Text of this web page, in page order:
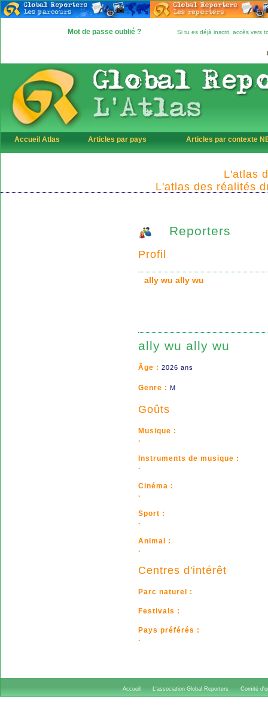
Mot de passe oublié ? Si tu es déjà inscrit, accès vers
Accueil Atlas Articles par pays Articles par contexte
L'atlas
L'atlas des réalités
Reporters
Profil
ally wu ally wu
ally wu ally wu
Âge : 2026 ans
Genre : M
Goûts
Musique :
.
Instruments de musique :
.
Cinéma :
.
Sport :
.
Animal :
.
Centres d'intérêt
Parc naturel :
Festivals :
Pays préférés :
.
Accueil L'association Global Reporters Comité